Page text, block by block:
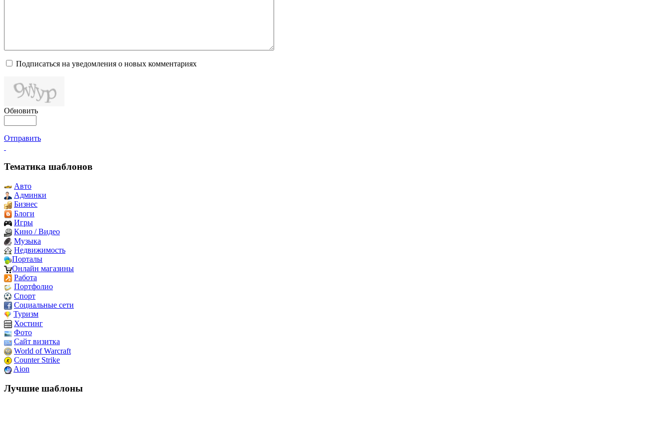
Подписаться на уведомления о новых комментариях
Обновить
Отправить
Тематика шаблонов
Авто
Админки
Бизнес
Блоги
Игры
Кино / Видео
Музыка
Недвижимость
Порталы
Онлайн магазины
Работа
Портфолио
Спорт
Социальные сети
Туризм
Хостинг
Фото
Сайт визитка
World of Warcraft
Counter Strike
Aion
Лучшие шаблоны